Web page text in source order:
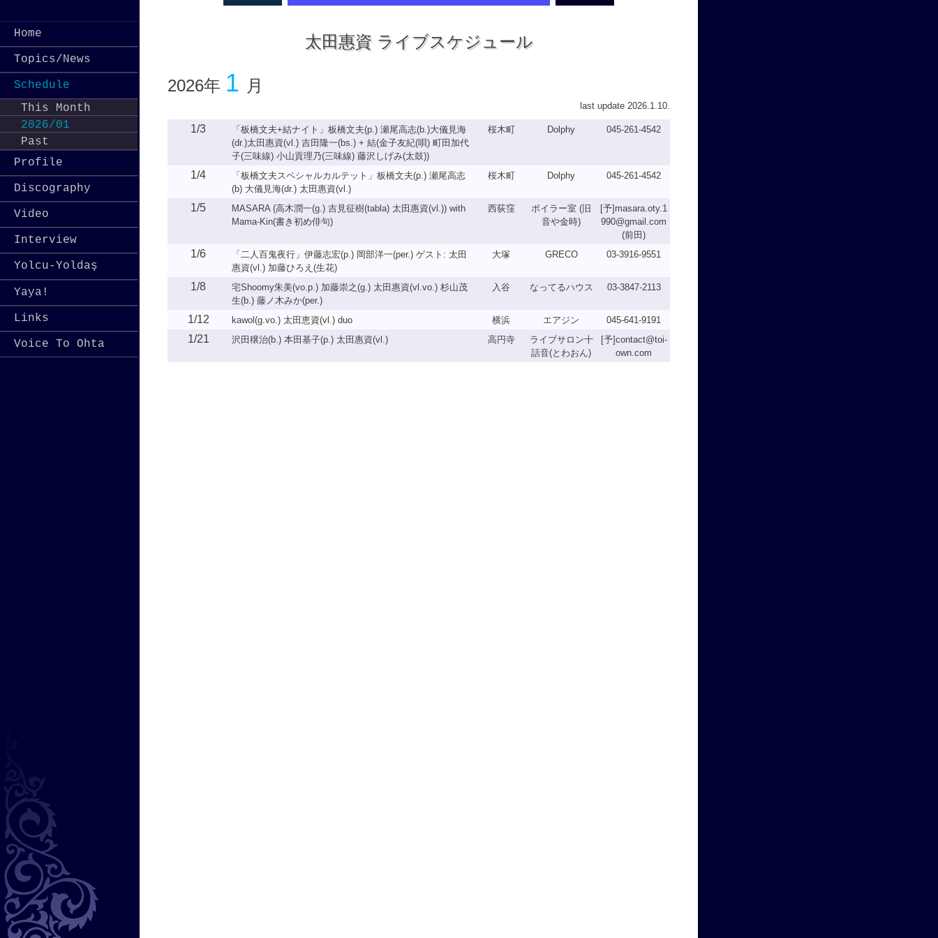
太田惠資 ライブスケジュール
2026年 1 月
last update 2026.1.10.
1/3
「板橋文夫+結ナイト」板橋文夫(p.) 瀬尾高志(b.)大儀見海
(dr.)太田惠資(vl.) 吉田隆一(bs.) + 結(金子友紀(唄) 町田加代
子(三味線) 小山貢理乃(三味線) 藤沢しげみ(太鼓))
桜木町 Dolphy 045-261-4542
1/4
「板橋文夫スペシャルカルテット」板橋文夫(p.) 瀬尾高志
(b) 大儀見海(dr.) 太田惠資(vl.)
桜木町 Dolphy 045-261-4542
1/5
MASARA (高木潤一(g.) 吉見征樹(tabla) 太田惠資(vl.)) with
Mama-Kin(書き初め俳句)
西荻窪
ボイラー室 (旧
音や金時)
[予]masara.oty.1
990@gmail.com
(前田)
1/6
「二人百鬼夜行」伊藤志宏(p.) 岡部洋一(per.) ゲスト: 太田
惠資(vl.) 加藤ひろえ(生花)
大塚 GRECO 03-3916-9551
1/8
宅Shoomy朱美(vo.p.) 加藤崇之(g.) 太田惠資(vl.vo.) 杉山茂
生(b.) 藤ノ木みか(per.)
入谷 なってるハウス 03-3847-2113
1/12 kawol(g.vo.) 太田恵資(vl.) duo 横浜 エアジン 045-641-9191
1/21 沢田穣治(b.) 本田基子(p.) 太田惠資(vl.) 高円寺
ライブサロン十
話音(とわおん)
[予]contact@toi-
own.com
Home
Topics/News
Schedule
This Month
2026/01
Past
Profile
Discography
Video
Interview
Yolcu-Yoldaş
Yaya!
Links
Voice To Ohta